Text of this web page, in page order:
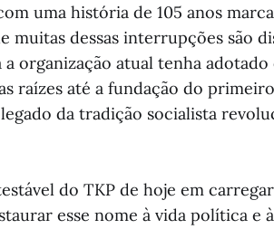
uma história de 105 anos
muitas dessas interrupções são
a organização atual tenha
raízes até a fundação do
da tradição socialista
do TKP de hoje em
esse nome à vida política e